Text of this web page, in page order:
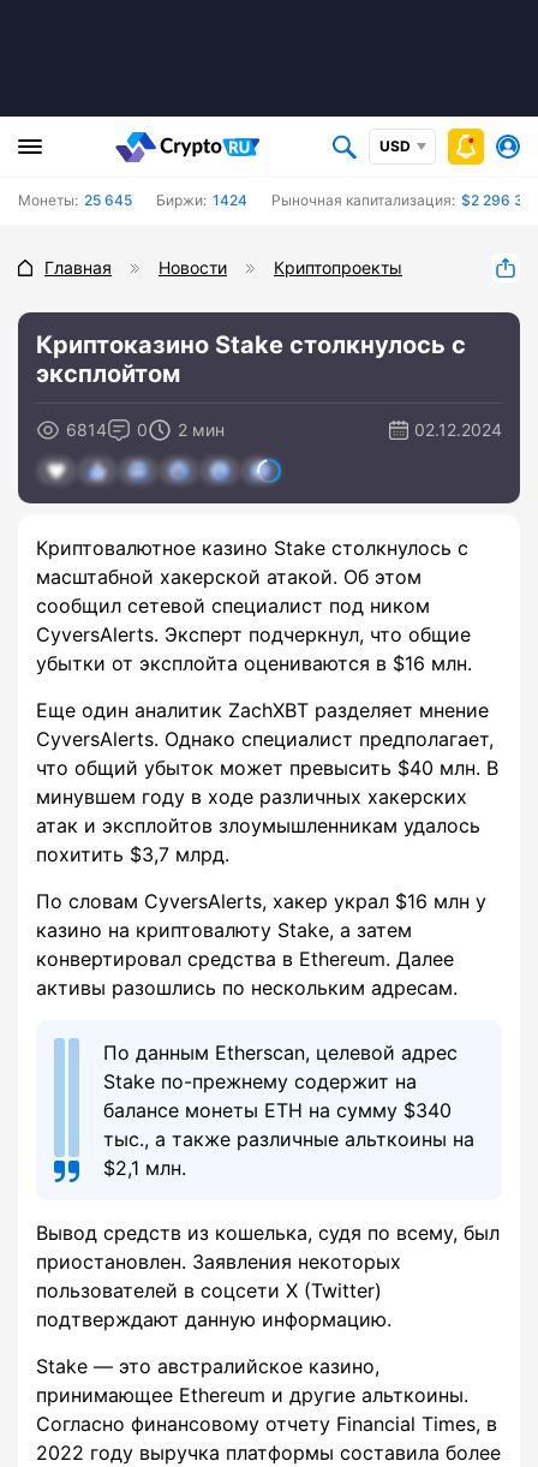
USD
Монеты: 25 645 Биржи: 1424 Рыночная капитализация: $2 296
Главная Новости Криптопроекты
Криптоказино Stake столкнулось с
эксплойтом
6814 0 2 мин 02.12.2024
Криптовалютное казино Stake столкнулось с
масштабной хакерской атакой. Об этом
сообщил сетевой специалист под ником
CyversAlerts. Эксперт подчеркнул, что общие
убытки от эксплойта оцениваются в $16 млн.
Еще один аналитик ZachXBT разделяет мнение
CyversAlerts. Однако специалист предполагает,
что общий убыток может превысить $40 млн. В
минувшем году в ходе различных хакерских
атак и эксплойтов злоумышленникам удалось
похитить $3,7 млрд.
По словам CyversAlerts, хакер украл $16 млн у
казино на криптовалюту Stake, а затем
конвертировал средства в Ethereum. Далее
активы разошлись по нескольким адресам.
По данным Etherscan, целевой адрес
Stake по-прежнему содержит на
балансе монеты ETH на сумму $340
тыс., а также различные альткоины на
$2,1 млн.
Вывод средств из кошелька, судя по всему, был
приостановлен. Заявления некоторых
пользователей в соцсети X (Twitter)
подтверждают данную информацию.
Stake — это австралийское казино,
принимающее Ethereum и другие альткоины.
Согласно финансовому отчету Financial Times, в
2022 году выручка платформы составила более